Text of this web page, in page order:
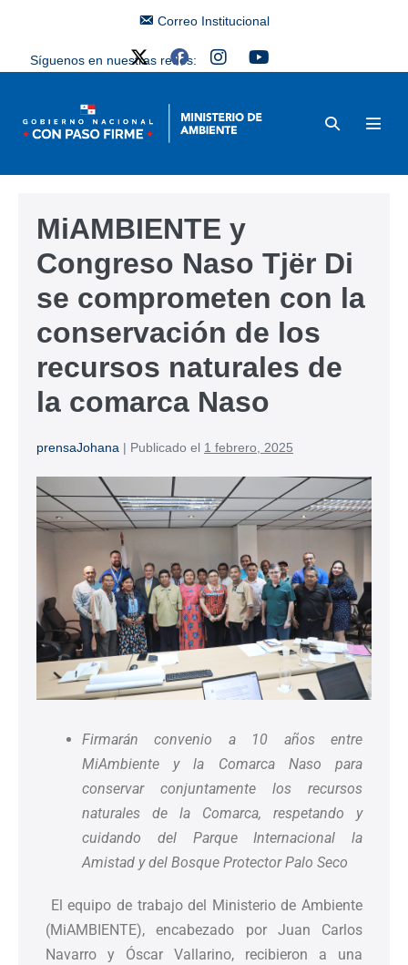
Correo Institucional
Síguenos en nuestras redes:
MiAMBIENTE y
Congreso Naso Tjër Di
se comprometen con la
conservación de los
recursos naturales de
la comarca Naso
prensaJohana | Publicado el 1 febrero, 2025
Firmarán convenio a 10 años entre
MiAmbiente y la Comarca Naso para
conservar conjuntamente los recursos
naturales de la Comarca, respetando y
cuidando del Parque Internacional la
Amistad y del Bosque Protector Palo Seco
El equipo de trabajo del Ministerio de Ambiente
(MiAMBIENTE), encabezado por Juan Carlos
Navarro y Óscar Vallarino, recibieron a una